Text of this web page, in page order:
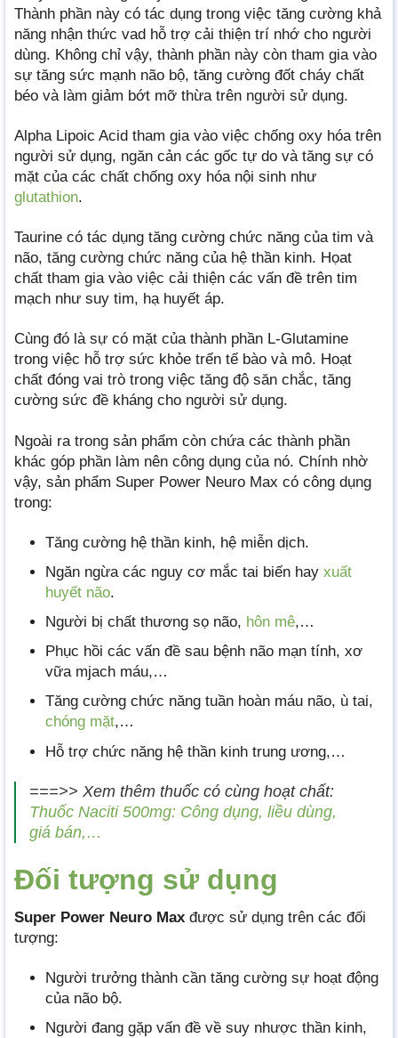
Thành phần này có tác dụng trong việc tăng cường khả
năng nhận thức vad hỗ trợ cải thiện trí nhớ cho người
dùng. Không chỉ vậy, thành phần này còn tham gia vào
sự tăng sức mạnh não bộ, tăng cường đốt cháy chất
béo và làm giảm bớt mỡ thừa trên người sử dụng.
Alpha Lipoic Acid tham gia vào việc chống oxy hóa trên
người sử dụng, ngăn cản các gốc tự do và tăng sự có
mặt của các chất chống oxy hóa nội sinh như
glutathion.
Taurine có tác dụng tăng cường chức năng của tim và
não, tăng cường chức năng của hệ thần kinh. Họat
chất tham gia vào việc cải thiện các vấn đề trên tim
mạch như suy tim, hạ huyết áp.
Cùng đó là sự có mặt của thành phần L-Glutamine
trong việc hỗ trợ sức khỏe trến tế bào và mô. Hoạt
chất đóng vai trò trong việc tăng độ săn chắc, tăng
cường sức đề kháng cho người sử dụng.
Ngoài ra trong sản phẩm còn chứa các thành phần
khác góp phần làm nên công dụng của nó. Chính nhờ
vậy, sản phẩm Super Power Neuro Max có công dụng
trong:
Tăng cường hệ thần kinh, hệ miễn dịch.
Ngăn ngừa các nguy cơ mắc tai biến hay xuất
huyết não.
Người bị chất thương sọ não, hôn mê,…
Phục hồi các vấn đề sau bệnh não mạn tính, xơ
vữa mjach máu,…
Tăng cường chức năng tuần hoàn máu não, ù tai,
chóng mặt,…
Hỗ trợ chức năng hệ thần kinh trung ương,…
===>> Xem thêm thuốc có cùng hoạt chất:
Thuốc Naciti 500mg: Công dụng, liều dùng,
giá bán,…
Đối tượng sử dụng
Super Power Neuro Max được sử dụng trên các đối
tượng:
Người trưởng thành cần tăng cường sự hoạt động
của não bộ.
Người đang gặp vấn đề về suy nhược thần kinh,